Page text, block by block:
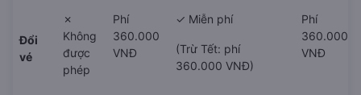
Đổi
vé
✗
Không
được
phép
Phí
360.000
VNĐ
✓ Miễn phí
(Trừ Tết: phí
360.000 VNĐ)
Phí
360.000
VNĐ